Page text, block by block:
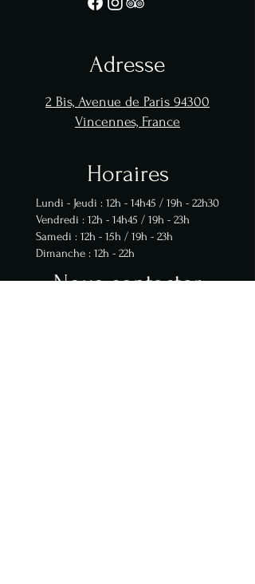
Adresse
2 Bis, Avenue de Paris 94300
Vincennes, France
Horaires
Lundi - Jeudi : 12h - 14h45 / 19h - 22h30
Vendredi : 12h - 14h45 / 19h - 23h
Samedi : 12h - 15h / 19h - 23h
Dimanche : 12h - 22h
Nous contacter